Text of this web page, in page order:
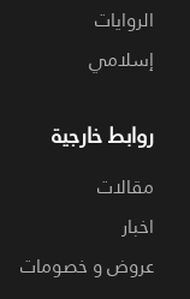
الروايات
إسلامي
روابط خارجية
مقالات
اخبار
عروض و خصومات